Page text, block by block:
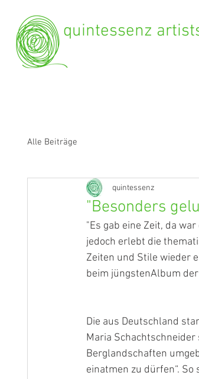
quintessenz
Alle Beiträge
"Besonders
quintessenz
"Es gab eine Zeit, da
jedoch erlebt die
Zeiten und Stile wieder
beim jüngstenAlbum
Die aus Deutschland
Maria
Berglandschaften
einatmen zu dürfen“.